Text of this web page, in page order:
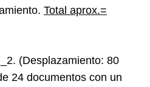
Total aprox.=
(Desplazamiento: 80
24 documentos con un